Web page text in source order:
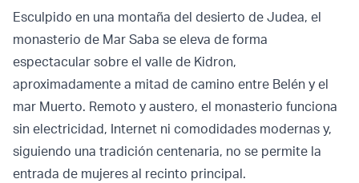
Esculpido en una montaña del desierto de Judea, el
monasterio de Mar Saba se eleva de forma
espectacular sobre el valle de Kidron,
aproximadamente a mitad de camino entre Belén y el
mar Muerto. Remoto y austero, el monasterio funciona
sin electricidad, Internet ni comodidades modernas y,
siguiendo una tradición centenaria, no se permite la
entrada de mujeres al recinto principal.